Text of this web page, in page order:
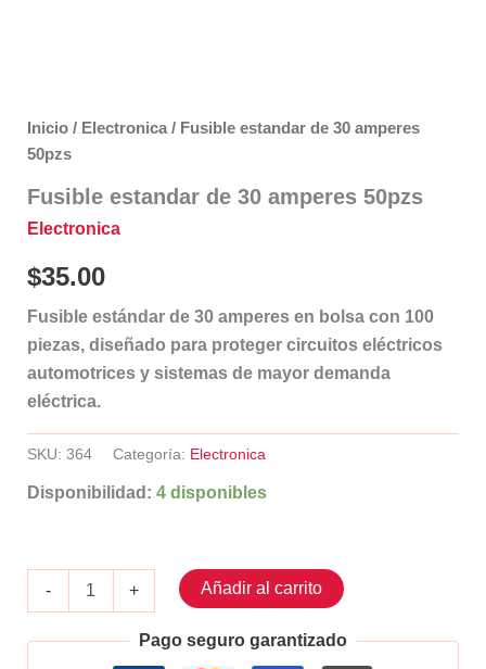
Inicio/ Electronica/ Fusible estandar de 30 amperes
50pzs
Fusible estandar de 30 amperes 50pzs
Electronica
$35.00
Fusible estándar de 30 amperes en bolsa con 100
piezas, diseñado para proteger circuitos eléctricos
automotrices y sistemas de mayor demanda
eléctrica.
SKU: 364 Categoría: Electronica
Disponibilidad: 4 disponibles
-
30
+ Añadir al carrito
Pago seguro garantizado